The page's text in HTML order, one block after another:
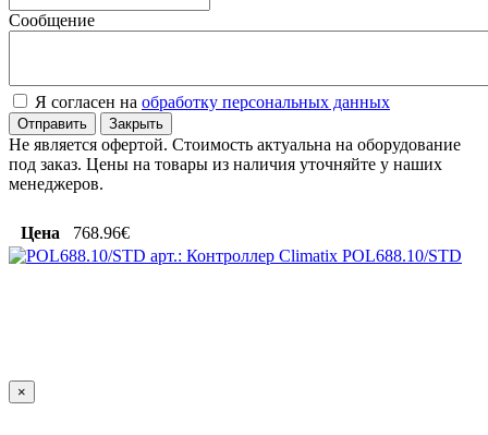
Сообщение
Я согласен на обработку персональных данных
Отправить Закрыть
Не является офертой. Стоимость актуальна на оборудование
под заказ. Цены на товары из наличия уточняйте у наших
менеджеров.
Цена 768.96€
×